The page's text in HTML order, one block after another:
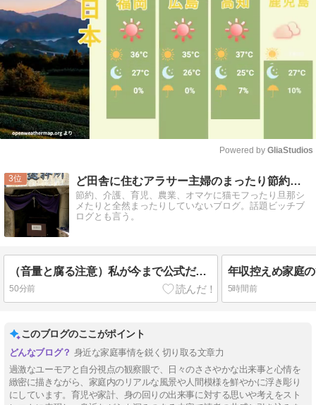
Mute
Powered by GliaStudios
3 ど田舎に住むアラサー主婦のまったり節約生活
節約、介護、育児、農業、オマケに猫モフったり旦那シ
メたりと全然まったりしていないブログ。話題ビッチブ
ログとも言う。
（音量と腐る注意）私が今まで公式だと思っていたものは2次創作だった、、、って、コト？
50分前 5時間前
このブログのここがポイント
身近な家庭事情を鋭く切り取る文章力
過激なユーモアと自分視点の観察眼で、日々のささやかな出来事と心情を
緻密に描きながら、家庭内のリアルな風景や人間模様を鮮やかに浮き彫り
にしています。育児や家計、身の回りの出来事に対する思いや考えをスト